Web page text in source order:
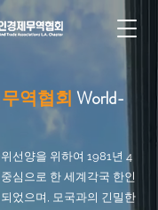
역협회 World-
선양을 위하여 1981년 4
심으로 한 세계각국 한인
었으며, 모국과의 긴밀한